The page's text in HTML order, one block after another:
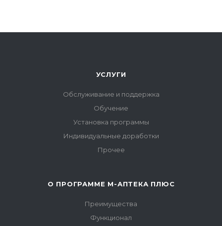
УСЛУГИ
Обслуживание и поддержка
Обучение
Установка программы
Индивидуальные доработки
Прочее
О ПРОГРАММЕ М-АПТЕКА ПЛЮС
Преимущества
Функционал